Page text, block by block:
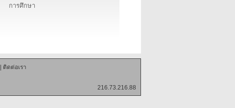
การศึกษา
ติดต่อเรา
216.73.216.88